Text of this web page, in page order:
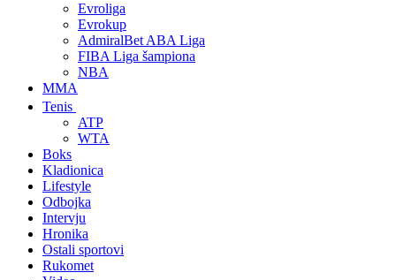
Evroliga
Evrokup
AdmiralBet ABA Liga
FIBA Liga šampiona
NBA
MMA
Tenis
ATP
WTA
Boks
Kladionica
Lifestyle
Odbojka
Intervju
Hronika
Ostali sportovi
Rukomet